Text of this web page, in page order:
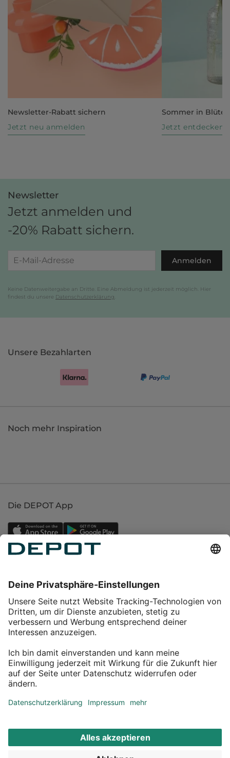
Newsletter-Rabatt sichern
Jetzt neu anmelden
Sommer in Blüte
Jetzt entdecken
Newsletter
Jetzt anmelden und
-20% Rabatt sichern.
Anmelden
Keine Datenweitergabe an Dritte. Eine Abmeldung ist jederzeit möglich. Hier
findest du unsere Datenschutzerklärung
Unsere Bezahlarten
Noch mehr Inspiration
Die DEPOT App
Service
Über DEPOT
Kontakt
Aktionsbedingungen